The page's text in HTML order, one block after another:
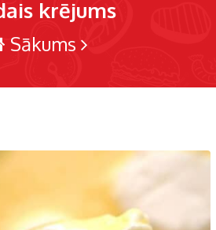
krējums
Sākums